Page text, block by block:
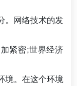
。网络技术的发
紧密;世界经济
境。在这个环境